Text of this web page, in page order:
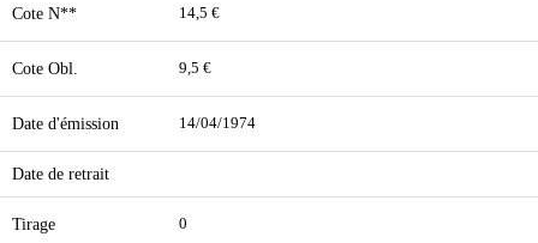
Cote N** 14,5 €
Cote Obl. 9,5 €
Date d'émission 14/04/1974
Date de retrait
Tirage 0